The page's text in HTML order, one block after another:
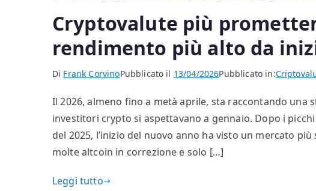
Cryptovalute più
rendimento più alto da
Di Frank CorvinoPubblicato il 13/04/2026Pubblicato in:
Il 2026, almeno fino a metà aprile, sta raccontando una
investitori crypto si aspettavano a gennaio. Dopo i
del 2025, l’inizio del nuovo anno ha visto un mercato
molte altcoin in correzione e solo […]
Leggi tutto